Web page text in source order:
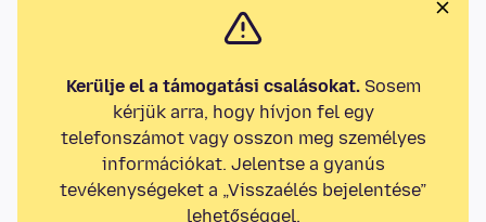
Kerülje el a támogatási csalásokat.Sosem
kérjük arra, hogy hívjon fel egy
telefonszámot vagy osszon meg személyes
információkat. Jelentse a gyanús
tevékenységeket a „Visszaélés bejelentése”
lehetőséggel.